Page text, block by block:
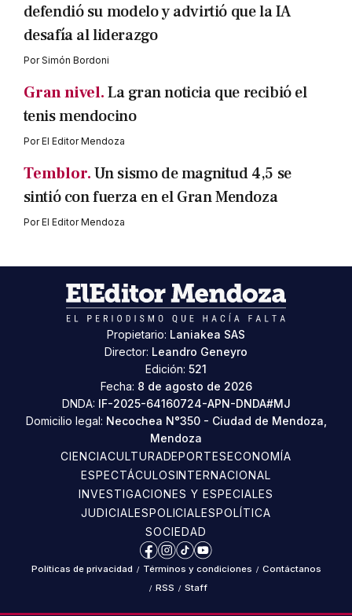
defendió su modelo y advirtió que la IA
desafía al liderazgo
PorSimón Bordoni
Gran nivel.La gran noticia que recibió el
tenis mendocino
PorEl Editor Mendoza
Temblor.Un sismo de magnitud 4,5 se
sintió con fuerza en el Gran Mendoza
PorEl Editor Mendoza
Propietario: Laniakea SAS
Director: Leandro Geneyro
Edición: 521
Fecha: 8 de agosto de 2026
DNDA: IF-2025-64160724-APN-DNDA#MJ
Domicilio legal: Necochea N°350 - Ciudad de Mendoza,
Mendoza
CIENCIACULTURADEPORTESECONOMÍA
ESPECTÁCULOSINTERNACIONAL
INVESTIGACIONES Y ESPECIALES
JUDICIALESPOLICIALESPOLÍTICA
SOCIEDAD
Facebook
Instagram
TikTokYouTube
Políticas de privacidad / Términos y condiciones / Contáctanos
/ RSS / Staff